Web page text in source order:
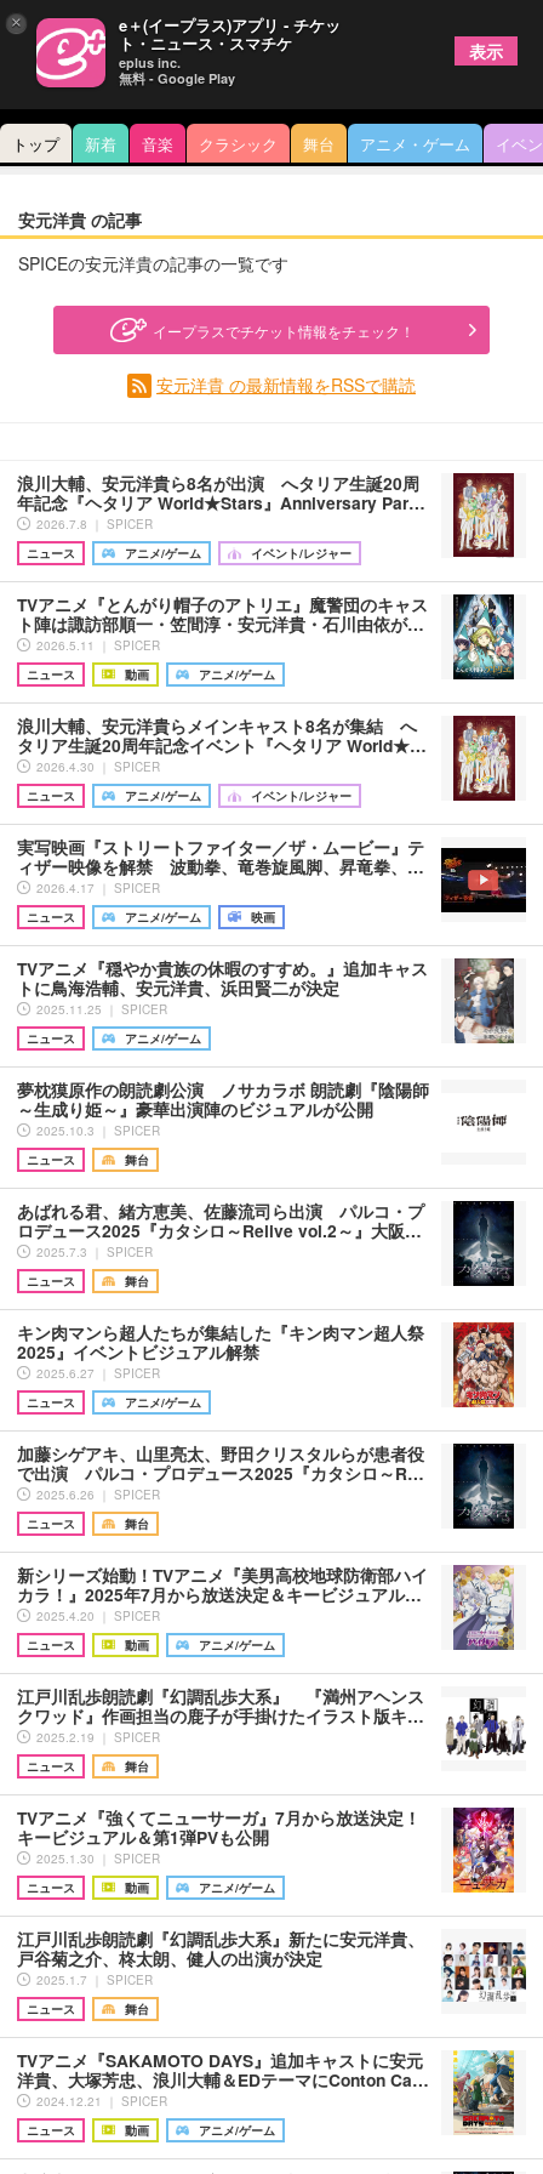
トップ 新着 音楽 クラシック 舞台 アニメ・ゲーム イベ
安元洋貴 の記事
SPICEの安元洋貴の記事の一覧です
イープラスでチケット情報をチェック！
安元洋貴 の最新情報をRSSで購読
浪川大輔、安元洋貴ら8名が出演 へタリア生誕20周
年記念『ヘタリア World★Stars』Anniversary Par…
2026.7.8 ｜ SPICER
ニュース
アニメ/ゲーム イベント/レジャー
TVアニメ『とんがり帽子のアトリエ』魔警団のキャス
ト陣は諏訪部順一・笠間淳・安元洋貴・石川由依が…
2026.5.11 ｜ SPICER
ニュース
動画 アニメ/ゲーム
浪川大輔、安元洋貴らメインキャスト8名が集結 へ
タリア生誕20周年記念イベント『ヘタリア World★…
2026.4.30 ｜ SPICER
ニュース
アニメ/ゲーム イベント/レジャー
実写映画『ストリートファイター／ザ・ムービー』テ
ィザー映像を解禁 波動拳、竜巻旋風脚、昇竜拳、…
2026.4.17 ｜ SPICER
ニュース
アニメ/ゲーム 映画
TVアニメ『穏やか貴族の休暇のすすめ。』追加キャス
トに鳥海浩輔、安元洋貴、浜田賢二が決定
2025.11.25 ｜ SPICER
ニュース
アニメ/ゲーム
夢枕獏原作の朗読劇公演 ノサカラボ 朗読劇『陰陽師
～生成り姫～』豪華出演陣のビジュアルが公開
2025.10.3 ｜ SPICER
ニュース
舞台
あばれる君、緒方恵美、佐藤流司ら出演 パルコ・プ
ロデュース2025『カタシロ～Relive vol.2～』大阪…
2025.7.3 ｜ SPICER
ニュース
舞台
キン肉マンら超人たちが集結した『キン肉マン超人祭
2025』イベントビジュアル解禁
2025.6.27 ｜ SPICER
ニュース
アニメ/ゲーム
加藤シゲアキ、山里亮太、野田クリスタルらが患者役
で出演 パルコ・プロデュース2025『カタシロ～R…
2025.6.26 ｜ SPICER
ニュース
舞台
新シリーズ始動！TVアニメ『美男高校地球防衛部ハイ
カラ！』2025年7月から放送決定＆キービジュアル…
2025.4.20 ｜ SPICER
ニュース
動画 アニメ/ゲーム
江戸川乱歩朗読劇『幻調乱歩大系』 『満州アヘンス
クワッド』作画担当の鹿子が手掛けたイラスト版キ…
2025.2.19 ｜ SPICER
ニュース
舞台
TVアニメ『強くてニューサーガ』7月から放送決定！
キービジュアル＆第1弾PVも公開
2025.1.30 ｜ SPICER
ニュース
動画 アニメ/ゲーム
江戸川乱歩朗読劇『幻調乱歩大系』新たに安元洋貴、
戸谷菊之介、柊太朗、健人の出演が決定
2025.1.7 ｜ SPICER
ニュース
舞台
TVアニメ『SAKAMOTO DAYS』追加キャストに安元
洋貴、大塚芳忠、浪川大輔＆EDテーマにConton Ca…
2024.12.21 ｜ SPICER
ニュース
動画 アニメ/ゲーム
× e＋(イープラス)アプリ - チケッ
ト・ニュース・スマチケ
eplus inc.
無料 - Google Play
表示